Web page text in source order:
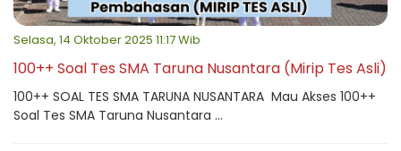
Selasa, 14 Oktober 2025 11:17 Wib
100++ Soal Tes SMA Taruna Nusantara (Mirip Tes Asli)
100++ SOAL TES SMA TARUNA NUSANTARA Mau Akses 100++
Soal Tes SMA Taruna Nusantara ...